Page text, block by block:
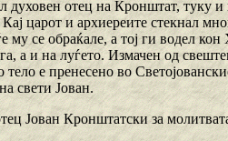
духовен отец на Кронштат, туку и
царот и архиереите стекнал
се обраќале, а тој ги водел
а и на луѓето. Измачен од
е пренесено во
свети Јован.
Јован Кронштатски за